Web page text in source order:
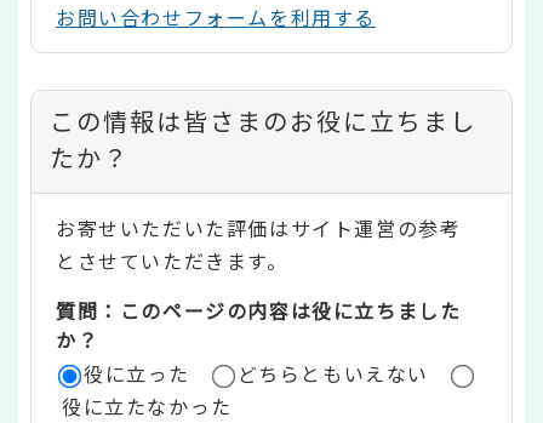
お問い合わせフォームを利用する
コ
ン
テ
ン
ツ
評
価
この情報は皆さまのお役に立ちまし
たか？
お寄せいただいた評価はサイト運営の参考
とさせていただきます。
質問：このページの内容は役に立ちました
か？
役に立った
どちらともいえない
役に立たなかった